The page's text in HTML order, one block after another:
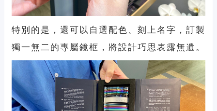
特別的是，還可以自選配色、刻上名字，訂製
獨一無二的專屬鏡框，將設計巧思表露無遺。